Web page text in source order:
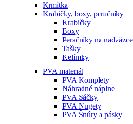
Krmítka
Krabičky, boxy, peračníky
Krabičky
Boxy
Peračníky na nadväzce
Tašky
Kelímky
PVA materiál
PVA Komplety
Náhradné náplne
PVA Sáčky
PVA Nugety
PVA Šnúry a pásky